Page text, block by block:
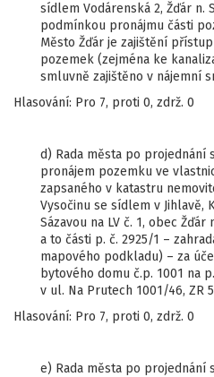
sídlem Vodárenská 2, Žďár n.
podmínkou pronájmu části
Město Žďár je zajištění
pozemek (zejména ke
smluvně zajištěno v nájemní
Hlasování: Pro 7, proti 0, zdrž. 0
d) Rada města po projednání
pronájem pozemku ve
zapsaného v katastru
Vysočinu se sídlem v Jihlavě,
Sázavou na LV č. 1, obec Žďár
a to části p. č. 2925/1 –
mapového podkladu) – za
bytového domu č.p. 1001 na
v ul. Na Prutech 1001/46, ZR
Hlasování: Pro 7, proti 0, zdrž. 0
e) Rada města po projednání